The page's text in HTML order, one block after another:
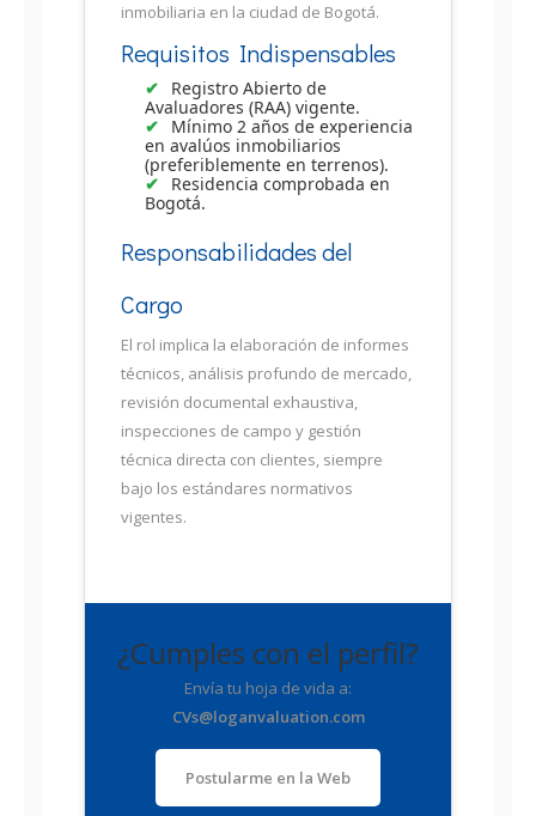
inmobiliaria en la ciudad de Bogotá.
Requisitos Indispensables
Registro Abierto de
Avaluadores (RAA) vigente.
Mínimo 2 años de experiencia
en avalúos inmobiliarios
(preferiblemente en terrenos).
Residencia comprobada en
Bogotá.
Responsabilidades del
Cargo
El rol implica la elaboración de informes
técnicos, análisis profundo de mercado,
revisión documental exhaustiva,
inspecciones de campo y gestión
técnica directa con clientes, siempre
bajo los estándares normativos
vigentes.
¿Cumples con el perfil?
Envía tu hoja de vida a:
CVs@loganvaluation.com
Postularme en la Web